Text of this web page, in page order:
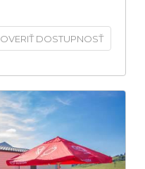
OVERIŤ DOSTUPNOSŤ